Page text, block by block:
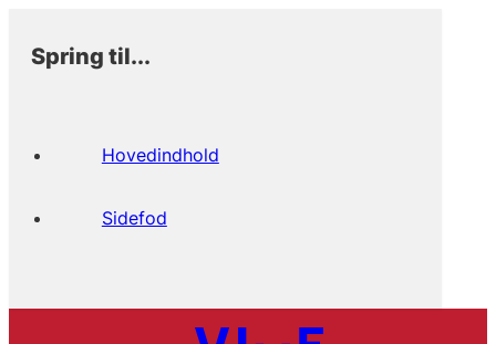
Spring til...
Hovedindhold
Sidefod